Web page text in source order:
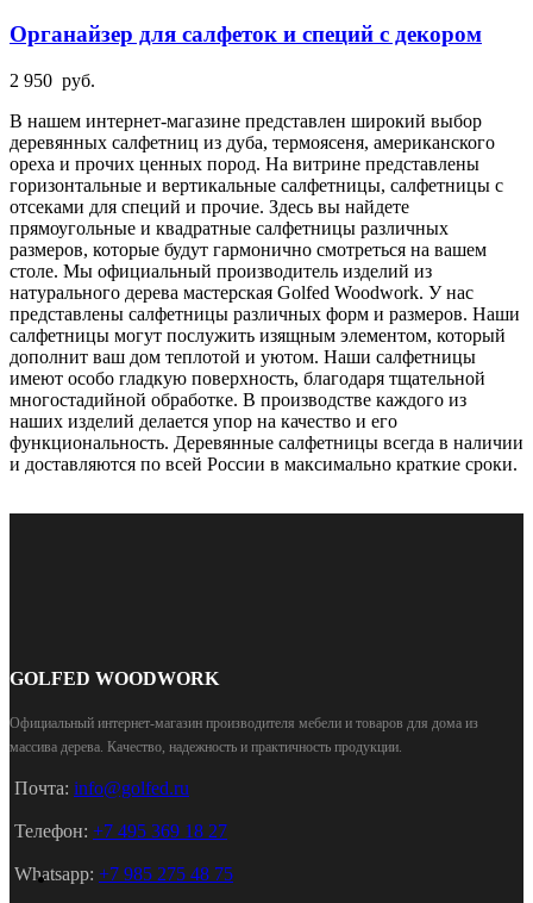
Органайзер для салфеток и специй с декором
2 950 руб.
В нашем интернет-магазине представлен широкий выбор
деревянных салфетниц из дуба, термоясеня, американского
ореха и прочих ценных пород. На витрине представлены
горизонтальные и вертикальные салфетницы, салфетницы с
отсеками для специй и прочие. Здесь вы найдете
прямоугольные и квадратные салфетницы различных
размеров, которые будут гармонично смотреться на вашем
столе. Мы официальный производитель изделий из
натурального дерева мастерская Golfed Woodwork. У нас
представлены салфетницы различных форм и размеров. Наши
салфетницы могут послужить изящным элементом, который
дополнит ваш дом теплотой и уютом. Наши салфетницы
имеют особо гладкую поверхность, благодаря тщательной
многостадийной обработке. В производстве каждого из
наших изделий делается упор на качество и его
функциональность. Деревянные салфетницы всегда в наличии
и доставляются по всей России в максимально краткие сроки.
GOLFED WOODWORK
Официальный интернет-магазин производителя мебели и товаров для дома из
массива дерева. Качество, надежность и практичность продукции.
Почта: info@golfed.ru
Телефон: +7 495 369 18 27
Whatsapp: +7 985 275 48 75